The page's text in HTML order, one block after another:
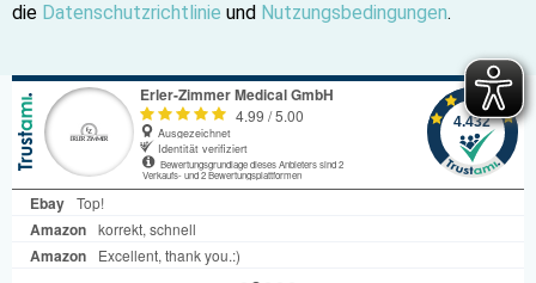
die Datenschutzrichtlinie und Nutzungsbedingungen.